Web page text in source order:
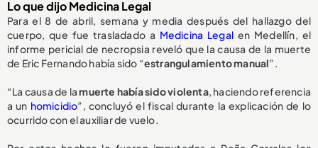
Lo que dijo Medicina Legal
Para el 8 de abril, semana y media después del hallazgo del
cuerpo, que fue trasladado a Medicina Legal en Medellín, el
informe pericial de necropsia reveló que la causa de la muerte
de Eric Fernando había sido “estrangulamiento manual”.
“La causa de lamuerte había sido violenta, haciendo referencia
a un homicidio”, concluyó el fiscal durante la explicación de lo
ocurrido con el auxiliar de vuelo.